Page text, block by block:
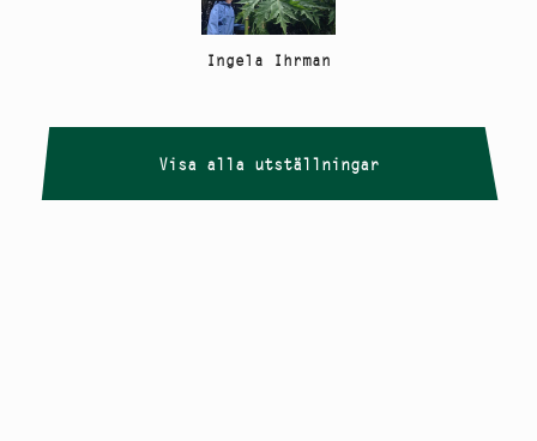
Ingela Ihrman
Visa alla utställningar